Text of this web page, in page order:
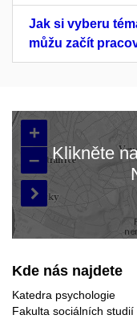
Jak si vyberu
můžu začít
+
–

Klikněte
Kde nás najdete
Katedra psychologie
Fakulta sociálních studií